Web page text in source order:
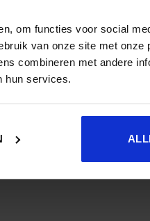
om functies voor social
van onze site met onze
combineren met andere
hun services.
UP